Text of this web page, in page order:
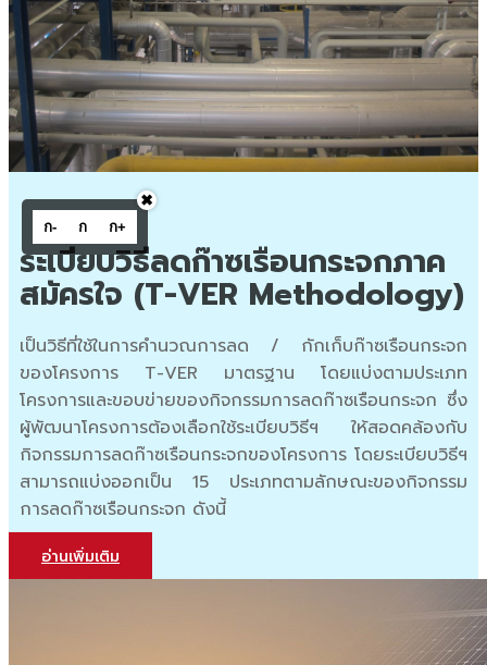
ระเบียบวิธีลดก๊าซเรือนกระจกภาค
สมัครใจ (T-VER Methodology)
เป็นวิธีที่ใช้ในการคำนวณการลด / กักเก็บก๊าซเรือนกระจก
ของโครงการ T-VER มาตรฐาน โดยแบ่งตามประเภท
โครงการและขอบข่ายของกิจกรรมการลดก๊าซเรือนกระจก ซึ่ง
ผู้พัฒนาโครงการต้องเลือกใช้ระเบียบวิธีฯ ให้สอดคล้องกับ
กิจกรรมการลดก๊าซเรือนกระจกของโครงการ โดยระเบียบวิธีฯ
สามารถแบ่งออกเป็น 15 ประเภทตามลักษณะของกิจกรรม
การลดก๊าซเรือนกระจก ดังนี้
อ่านเพิ่มเติม
ก- ก ก+
✖